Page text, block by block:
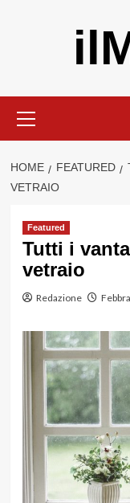
principale
HOME FEATURED
VETRAIO
Featured
Tutti i
vetraio
Redazione